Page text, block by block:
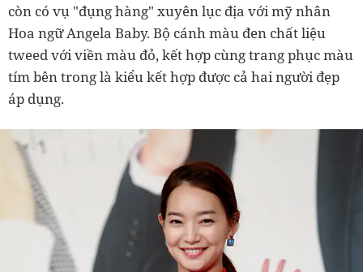
còn có vụ "đụng hàng" xuyên lục địa với mỹ nhân
Hoa ngữ Angela Baby. Bộ cánh màu đen chất liệu
tweed với viền màu đỏ, kết hợp cùng trang phục màu
tím bên trong là kiểu kết hợp được cả hai người đẹp
áp dụng.